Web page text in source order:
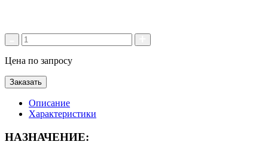
Цена по запросу
Заказать
Описание
Характеристики
НАЗНАЧЕНИЕ: